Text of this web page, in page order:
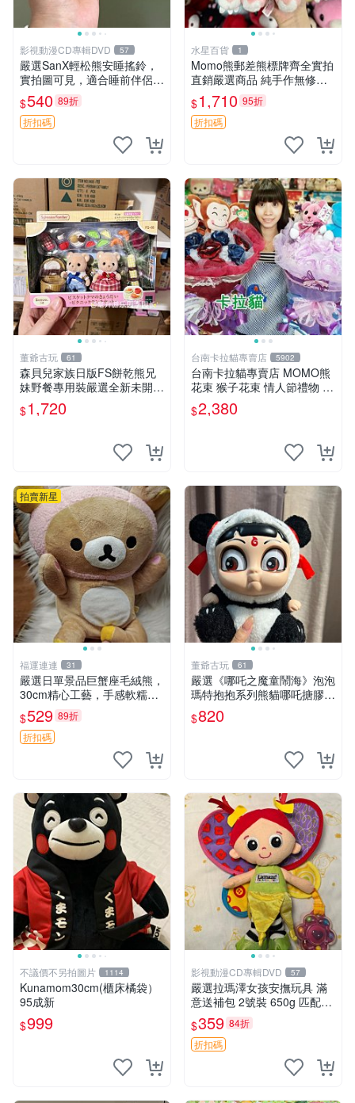
影視動漫CD專輯DVD 57
嚴選SanX輕松熊安睡搖鈴，
實拍圖可見，適合睡前伴侶，
Picks安撫好物 0325 懸吊 電
腦
$540 89折
折扣碼
水星百貨 1
Momo熊郵差熊標牌齊全實拍
直銷嚴選商品 純手作無修圖
可收藏 郵差熊 Momo熊 標牌
商品
$1,710 95折
折扣碼
董爺古玩 61
森貝兒家族日版FS餅乾熊兄
妹野餐專用裝嚴選全新未開
封，包含兩組大童款紙盒裝，
適合收藏與分享。 餅乾熊兄
$1,720
台南卡拉貓專賣店 5902
台南卡拉貓專賣店 MOMO熊
花束 猴子花束 情人節禮物 二
選一 可繡字 可今天寄明天到
$2,380
拍賣新星
福運連連 31
嚴選日單景品巨蟹座毛絨熊，
30cm精心工藝，手感軟糯推
薦收藏送人 巨蟹座 毛絨玩具
精緻做工
$529 89折
折扣碼
董爺古玩 61
嚴選《哪吒之魔童鬧海》泡泡
瑪特抱抱系列熊貓哪吒搪膠臉
毛絨， STATE：如圖顯示 哪
吒 毛絨公仔 泡泡瑪特
$820
不議價不另拍圖片 1114
Kunamom30cm(櫃床橘袋）
95成新
$999
影視動漫CD專輯DVD 57
嚴選拉瑪澤女孩安撫玩具 滿
意送補包 2號裝 650g 匹配嬰
幼童舒壓好伴侶 女孩專用 安
心選擇 安撫玩偶 衝包 玩具
$359 84折
折扣碼